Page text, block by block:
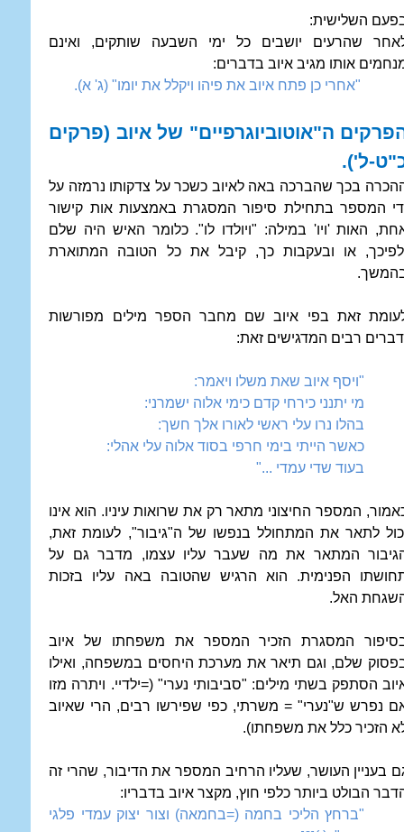
השלישית:
שהרעים יושבים כל ימי השבעה שותקים, ואינם
אותו מגיב איוב בדברים:
"אחרי כן פתח איוב את פיהו ויקלל את יומו" (ג' א).
ה"אוטוביוגרפיים" של איוב (פרקים
ל').
בכך שהברכה באה לאיוב כשכר על צדקותו נרמזה על
המספר בתחילת סיפור המסגרת באמצעות אות קישור
האות 'ויו' במילה: "ויולדו לו". כלומר האיש היה שלם
או ובעקבות כך, קיבל את כל הטובה המתוארת
זאת בפי איוב שם מחבר הספר מילים מפורשות
רבים המדגישים זאת:
"ויסף איוב שאת משלו ויאמר:
מי יתנני כירחי קדם כימי אלוה ישמרני:
בהלו נרו עלי ראשי לאורו אלך חשך:
כאשר הייתי בימי חרפי בסוד אלוה עלי אהלי:
בעוד שדי עמדי ..."
המספר החיצוני מתאר רק את שרואות עיניו. הוא אינו
לתאר את המתחולל בנפשו של ה"גיבור", לעומת זאת,
המתאר את מה שעבר עליו עצמו, מדבר גם על
הפנימית. הוא הרגיש שהטובה באה עליו בזכות
האל.
המסגרת הזכיר המספר את משפחתו של איוב
שלם, וגם תיאר את מערכת היחסים במשפחה, ואילו
הסתפק בשתי מילים: "סביבותי נערי" (=ילדיי. ויתרה מזו
נפרש ש"נערי" = משרתי, כפי שפירשו רבים, הרי שאיוב
הזכיר כלל את משפחתו).
בעניין העושר, שעליו הרחיב המספר את הדיבור, שהרי זה
הבולט ביותר כלפי חוץ, מקצר איוב בדבריו:
"ברחץ הליכי בחמה (=בחמאה) וצור יצוק עמדי פלגי